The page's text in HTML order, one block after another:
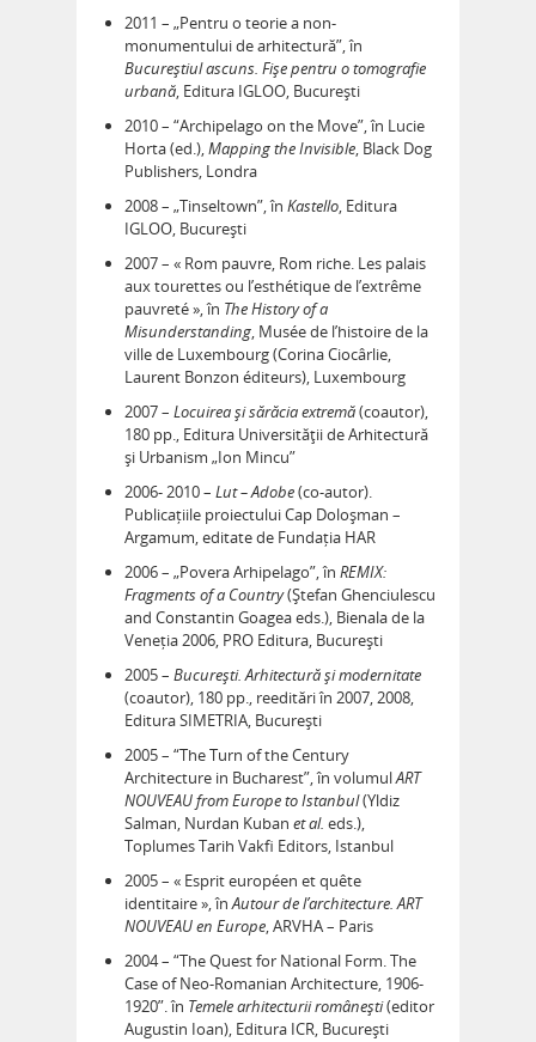
2011 – „Pentru o teorie a non-
monumentului de arhitectură”, în
Bucureștiul ascuns. Fișe pentru o tomografie
urbană, Editura IGLOO, București
2010 – “Archipelago on the Move”, în Lucie
Horta (ed.),Mapping the Invisible, Black Dog
Publishers, Londra
2008 – „Tinseltown”, în Kastello, Editura
IGLOO, București
2007 – « Rom pauvre, Rom riche. Les palais
aux tourettes ou l’esthétique de l’extrême
pauvreté », în The History of a
Misunderstanding, Musée de l’histoire de la
ville de Luxembourg (Corina Ciocârlie,
Laurent Bonzon éditeurs), Luxembourg
2007 – Locuirea și sărăcia extremă(coautor),
180 pp., Editura Universităţii de Arhitectură
și Urbanism „Ion Mincu”
2006- 2010 – Lut – Adobe(co-autor).
Publicațiile proiectului Cap Doloșman –
Argamum, editate de Fundația HAR
2006 – „Povera Arhipelago”, în REMIX:
Fragments of a Country(Ștefan Ghenciulescu
and Constantin Goagea eds.), Bienala de la
Veneția 2006, PRO Editura, București
2005 – București. Arhitectură și modernitate
(coautor), 180 pp., reeditări în 2007, 2008,
Editura SIMETRIA, București
2005 – “The Turn of the Century
Architecture in Bucharest”, în volumulART
NOUVEAU from Europe to Istanbul(Yldiz
Salman, Nurdan Kuban et al. eds.),
Toplumes Tarih Vakfi Editors, Istanbul
2005 – « Esprit européen et quête
identitaire », înAutour de l’architecture. ART
NOUVEAU en Europe, ARVHA – Paris
2004 – “The Quest for National Form. The
Case of Neo-Romanian Architecture, 1906-
1920”. în Temele arhitecturii românești(editor
Augustin Ioan), Editura ICR, București